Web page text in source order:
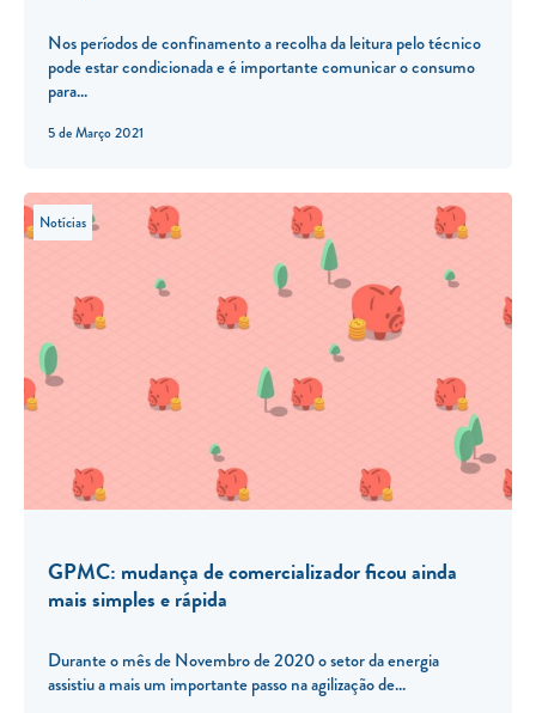
5 de Março 2021
Nos períodos de confinamento a recolha da leitura pelo técnico
pode estar condicionada e é importante comunicar o consumo
para...
Notícias
GPMC: mudança de comercializador ficou ainda
mais simples e rápida
Durante o mês de Novembro de 2020 o setor da energia
assistiu a mais um importante passo na agilização de...